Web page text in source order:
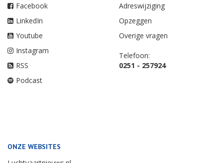
Facebook
LinkedIn
Youtube
Instagram
RSS
Podcast
Adreswijziging
Opzeggen
Overige vragen
Telefoon:
0251 - 257924
ONZE WEBSITES